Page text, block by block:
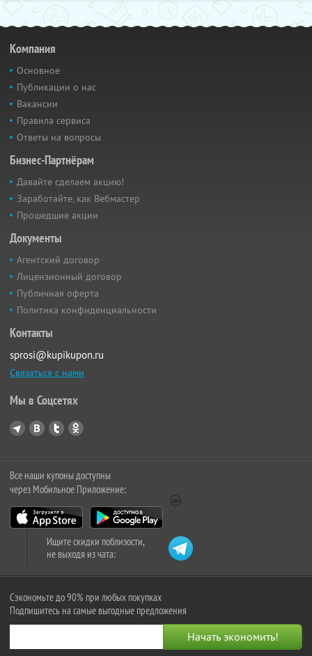
Компания
Основное
Публикации о нас
Вакансии
Правила сервиса
Ответы на вопросы
Бизнес-Партнёрам
Давайте сделаем акцию!
Заработайте, как Вебмастер
Прошедшие акции
Документы
Агентский договор
Лицензионный договор
Публичная оферта
Политика конфиденциальности
Контакты
sprosi@kupikupon.ru
Связаться с нами
Мы в Соцсетях
Все наши купоны доступны
через Мобильное Приложение:
Ищите скидки поблизости,
не выходя из чата:
Сэкономьте до 90% при любых покупках
Подпишитесь на самые выгодные предложения